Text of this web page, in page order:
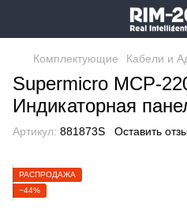
Комплектующие Кабели и
Supermicro MCP-
Индикаторная
Артикул: 881873S Оставить
РАСПРОДАЖА
−44%